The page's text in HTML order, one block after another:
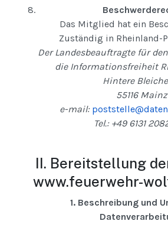
Das Mitglied hat ein
Zuständig in Rheinland-
Der Landesbeauftragte für
die Informationsfreiheit
Hintere
55116 Mainz
e-mail:
Tel.: +49 6131
II. Bereitstellung
www.feuerwehr-
1. Beschreibung und